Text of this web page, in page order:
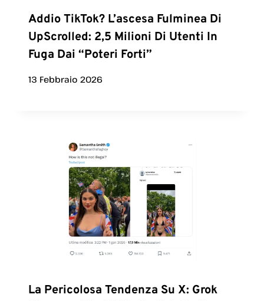
Addio TikTok? L’ascesa Fulminea Di
UpScrolled: 2,5 Milioni Di Utenti In
Fuga Dai “poteri Forti”
13 Febbraio 2026
La Pericolosa Tendenza Su X: Grok